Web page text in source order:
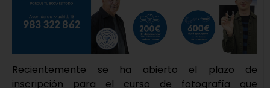
Recientemente se ha abierto el plazo de
inscripción para el curso de fotografía que